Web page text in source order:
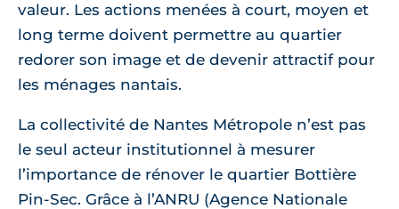
valeur. Les actions menées à court, moyen et
long terme doivent permettre au quartier
redorer son image et de devenir attractif pour
les ménages nantais.
La collectivité de Nantes Métropole n’est pas
le seul acteur institutionnel à mesurer
l’importance de rénover le quartier Bottière
Pin-Sec. Grâce à l’ANRU (Agence Nationale